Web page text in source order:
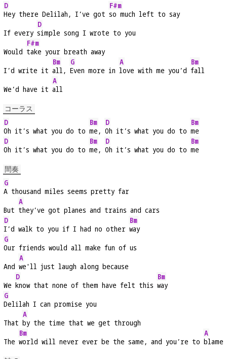
D
Hey there Delilah, I’ve got
F#m
so much left to say
If every
D
simple song I wrote to you
Would
F#m
take your breath away
I’d write it
Bm
all,
G
Even more in
A
love with me you’d
Bm
fall
We’d have it
A
all
コーラス
D
Oh it’s what you do to
Bm
me,
D
Oh it’s what you do to
Bm
me
D
Oh it’s what you do to
Bm
me,
D
Oh it’s what you do to
Bm
me
間奏
G
A thousand miles seems pretty far
But
A
they’ve got planes and trains and cars
D
I’d walk to you if I had no other
Bm
way
G
Our friends would all make fun of us
And
A
we'll just laugh along because
We
D
know that none of them have felt this
Bm
way
G
Delilah I can promise you
That
A
by the time that we get through
The
Bm
world will never ever be the same, and you’re to
A
blame